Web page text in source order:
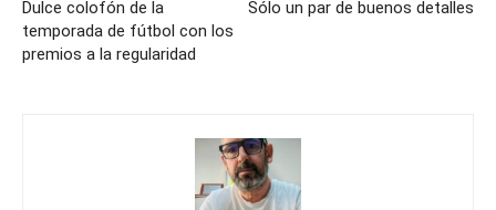
Dulce colofón de la
temporada de fútbol con los
premios a la regularidad
Sólo un par de buenos detalles